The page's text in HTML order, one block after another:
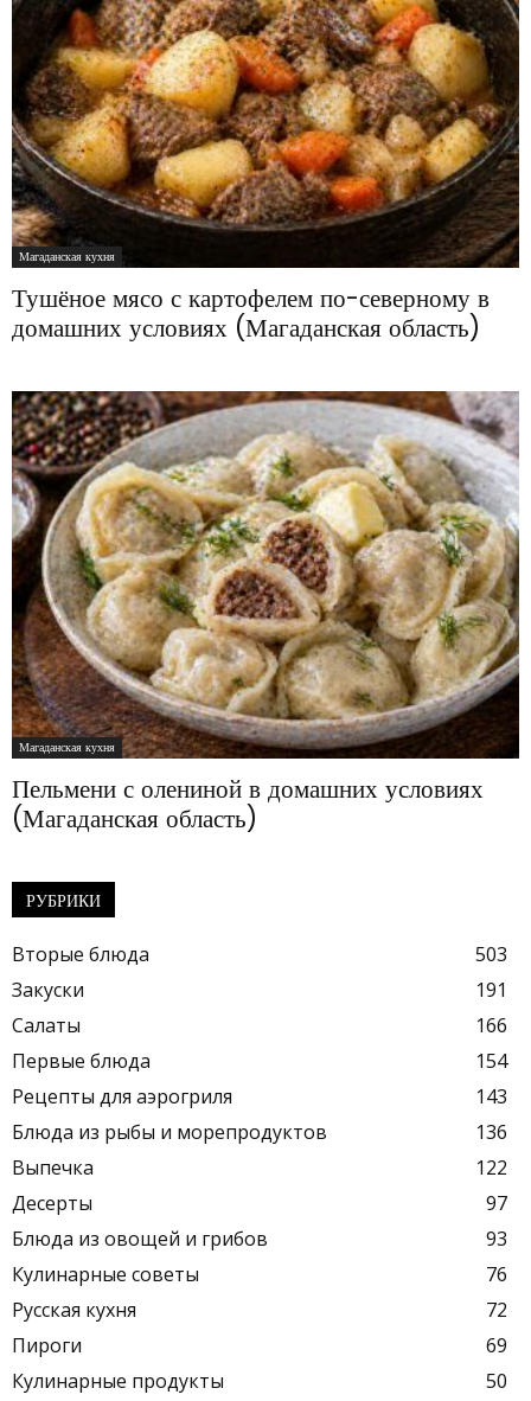
Магаданская кухня
Тушёное мясо с картофелем по-северному в
домашних условиях (Магаданская область)
Магаданская кухня
Пельмени с олениной в домашних условиях
(Магаданская область)
РУБРИКИ
Вторые блюда
503
Закуски
191
Салаты
166
Первые блюда
154
Рецепты для аэрогриля
143
Блюда из рыбы и морепродуктов
136
Выпечка
122
Десерты
97
Блюда из овощей и грибов
93
Кулинарные советы
76
Русская кухня
72
Пироги
69
Кулинарные продукты
50